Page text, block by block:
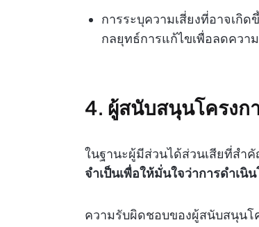
การระบุความเสี่ยงที่อาจเกิ
กลยุทธ์การแก้ไขเพื่อลดความ
4. ผู้สนับสนุนโครงก
ในฐานะผู้มีส่วนได้ส่วนเสียที่สำ
จำเป็นเพื่อให้มั่นใจว่าการดำเนิ
ความรับผิดชอบของผู้สนับสนุนโ